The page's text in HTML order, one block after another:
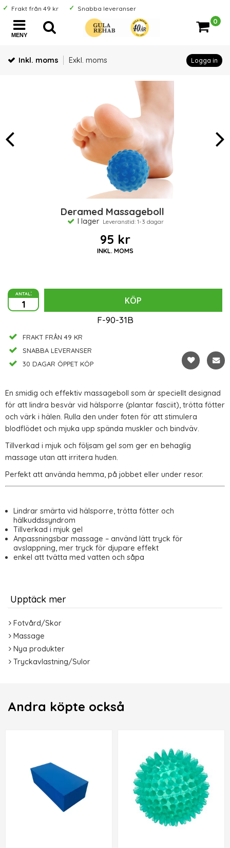
Frakt från 49 kr Snabba leveranser
MENY
0
Inkl. moms Exkl. moms Logga in
Deramed Massageboll
I lager Leveranstid: 1-3 dagar
95 kr
INKL. MOMS
antal:
KÖP
F-90-31B
FRAKT FRÅN 49 KR
SNABBA LEVERANSER
30 DAGAR ÖPPET KÖP
En smidig och effektiv massageboll som är speciellt designad
för att lindra besvär vid hälsporre (plantar fasciit), trötta fötter
och värk i hälen. Rulla den under foten för att stimulera
blodflödet och mjuka upp spända muskler och bindväv.
Tillverkad i mjuk och följsam gel som ger en behaglig
massage utan att irritera huden.
Perfekt att använda hemma, på jobbet eller under resor.
Lindrar smärta vid hälsporre, trötta fötter och
hälkuddssyndrom
Tillverkad i mjuk gel
Anpassningsbar massage – använd lätt tryck för
avslappning, mer tryck för djupare effekt
enkel att tvätta med vatten och såpa
Upptäck mer
Fotvård/Skor
Massage
Nya produkter
Tryckavlastning/Sulor
Andra köpte också